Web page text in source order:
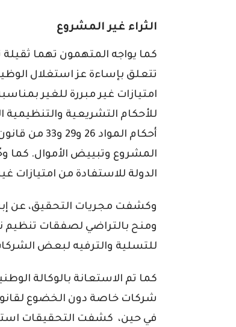
الثراء غير المشروع
كما يواجه المتهمون تهما
تتعلق بإساءة عز استغلال
امتيازات غير مبررة للغير
للأحكام التشريعية
أحكام
المشروع وتبييض الأموال. كما
الدولة للاستفادة من امتيازات
وكشفت مجريات التحقيق، عن
ومنح بالتراضي لصفقات تنظيم
للتسلية والترفيه لبعض
كما تم الاستعانة بالوكالة
شركات خاصة دون الخضوع
في حين، كشفت التحقيقات